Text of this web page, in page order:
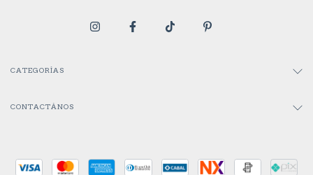
CATEGORÍAS
CONTACTÁNOS